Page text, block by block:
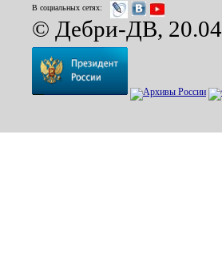
В социальных сетях:
© Дебри-ДВ,